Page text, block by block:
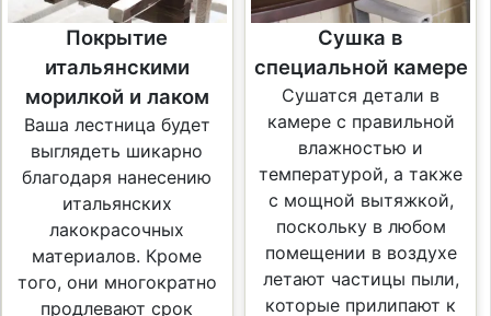
Покрытие
итальянскими
морилкой и лаком
Ваша лестница будет
выглядеть шикарно
благодаря нанесению
итальянских
лакокрасочных
материалов. Кроме
того, они многократно
продлевают срок
Сушка в
специальной камере
Сушатся детали в
камере с правильной
влажностью и
температурой, а также
с мощной вытяжкой,
поскольку в любом
помещении в воздухе
летают частицы пыли,
которые прилипают к